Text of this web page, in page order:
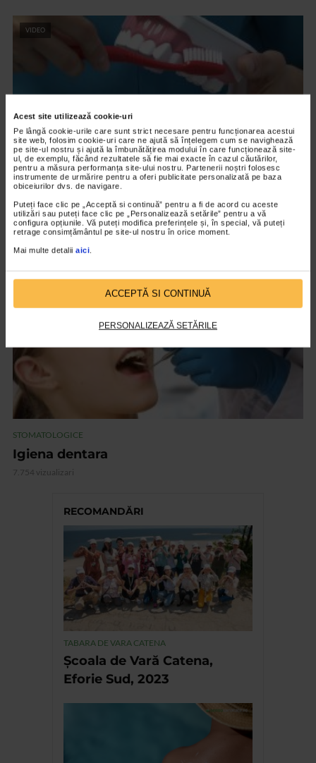
Acest site utilizează cookie-uri
Pe lângă cookie-urile care sunt strict necesare pentru funcționarea acestui
site web, folosim cookie-uri care ne ajută să înțelegem cum se navighează
pe site-ul nostru și ajută la îmbunătățirea modului în care funcționează site-
ul, de exemplu, făcând rezultatele să fie mai exacte în cazul căutărilor,
pentru a măsura performanța site-ului nostru. Partenerii noștri folosesc
instrumente de urmărire pentru a oferi publicitate personalizată pe baza
obiceiurilor dvs. de navigare.
Puteți face clic pe „Acceptă si continuă” pentru a fi de acord cu aceste
utilizări sau puteți face clic pe „Personalizează setările” pentru a vă
configura opțiunile. Vă puteți modifica preferințele și, în special, vă puteți
retrage consimțământul pe site-ul nostru în orice moment.
Mai multe detalii aici
ACCEPTĂ SI CONTINUĂ
PERSONALIZEAZĂ SETĂRILE
VIDEO
Periajul corect al dintilor
12.903 vizualizari
VIDEO
STOMATOLOGICE
Igiena dentara
7.754 vizualizari
RECOMANDĂRI
TABARA DE VARA CATENA
Școala de Vară Catena,
Eforie Sud, 2023